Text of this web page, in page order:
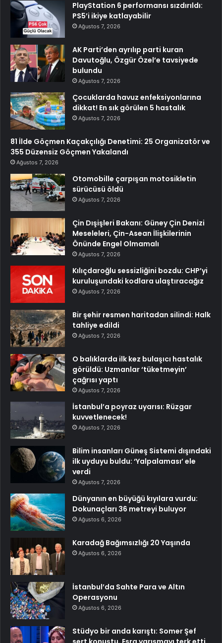
PlayStation 6 performansı sızdırıldı:
PS5’i ikiye katlayabilir
Ağustos 7, 2026
AK Parti’den ayrılıp parti kuran
Davutoğlu, Özgür Özel’e tavsiyede
bulundu
Ağustos 7, 2026
Çocuklarda havuz enfeksiyonlarına
dikkat! En sık görülen 5 hastalık
Ağustos 7, 2026
81 İlde Göçmen Kaçakçılığı Denetimi: 25 Organizatör ve
355 Düzensiz Göçmen Yakalandı
Ağustos 7, 2026
Otomobille çarpışan motosikletin
sürücüsü öldü
Ağustos 7, 2026
Çin Dışişleri Bakanı: Güney Çin Denizi
Meseleleri, Çin-Asean İlişkilerinin
Önünde Engel Olmamalı
Ağustos 7, 2026
Kılıçdaroğlu sessizliğini bozdu: CHP’yi
kuruluşundaki kodlara ulaştıracağız
Ağustos 7, 2026
Bir şehir resmen haritadan silindi: Halk
tahliye edildi
Ağustos 7, 2026
O balıklarda ilk kez bulaşıcı hastalık
görüldü: Uzmanlar ‘tüketmeyin’
çağrısı yaptı
Ağustos 7, 2026
İstanbul’a poyraz uyarısı: Rüzgar
kuvvetlenecek!
Ağustos 7, 2026
Bilim insanları Güneş Sistemi dışındaki
ilk uyduyu buldu: ‘Yalpalaması’ ele
verdi
Ağustos 7, 2026
Dünyanın en büyüğü kıyılara vurdu:
Dokunaçları 36 metreyi buluyor
Ağustos 6, 2026
Karadağ Bağımsızlığı 20 Yaşında
Ağustos 6, 2026
İstanbul’da Sahte Para ve Altın
Operasyonu
Ağustos 6, 2026
Stüdyo bir anda karıştı: Somer Şef